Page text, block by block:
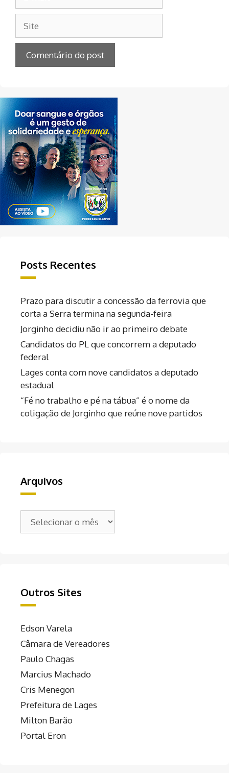
mail
Posts Recentes
Prazo para discutir a concessão da ferrovia que
corta a Serra termina na segunda-feira
Jorginho decidiu não ir ao primeiro debate
Candidatos do PL que concorrem a deputado
federal
Lages conta com nove candidatos a deputado
estadual
“Fé no trabalho e pé na tábua” é o nome da
coligação de Jorginho que reúne nove partidos
Arquivos
Arquivos
Outros Sites
Edson Varela
Câmara de Vereadores
Paulo Chagas
Marcius Machado
Cris Menegon
Prefeitura de Lages
Milton Barão
Portal Eron